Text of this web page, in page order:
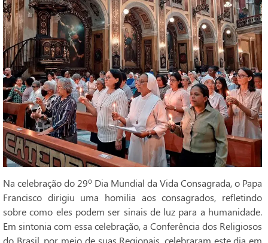
Na celebração do 29º Dia Mundial da Vida Consagrada, o Papa
Francisco dirigiu uma homilia aos consagrados, refletindo
sobre como eles podem ser sinais de luz para a humanidade.
Em sintonia com essa celebração, a Conferência dos Religiosos
do Brasil, por meio de suas Regionais, celebraram este dia em